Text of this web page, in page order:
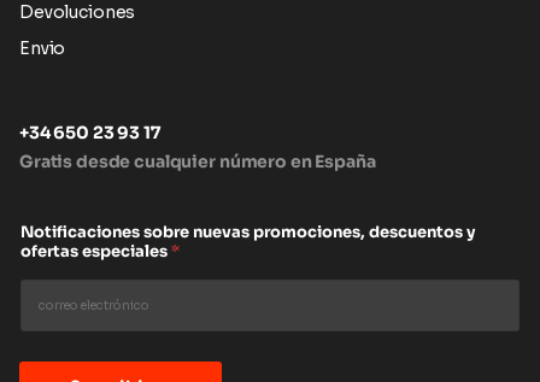
Devoluciones
Envio
+34 650 23 93 17
Gratis desde cualquier número en España
Notificaciones sobre nuevas promociones, descuentos y
ofertas especiales*